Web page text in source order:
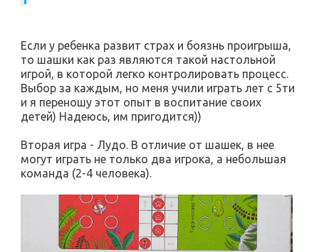
Если у ребенка развит страх и боязнь проигрыша,
то шашки как раз являются такой настольной
игрой, в которой легко контролировать процесс.
Выбор за каждым, но меня учили играть лет с 5ти
и я переношу этот опыт в воспитание своих
детей) Надеюсь, им пригодится))
Вторая игра - Лудо. В отличие от шашек, в нее
могут играть не только два игрока, а небольшая
команда (2-4 человека).